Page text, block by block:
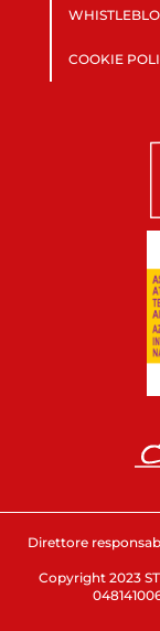
COOKIE
Direttore
Copyright 2023